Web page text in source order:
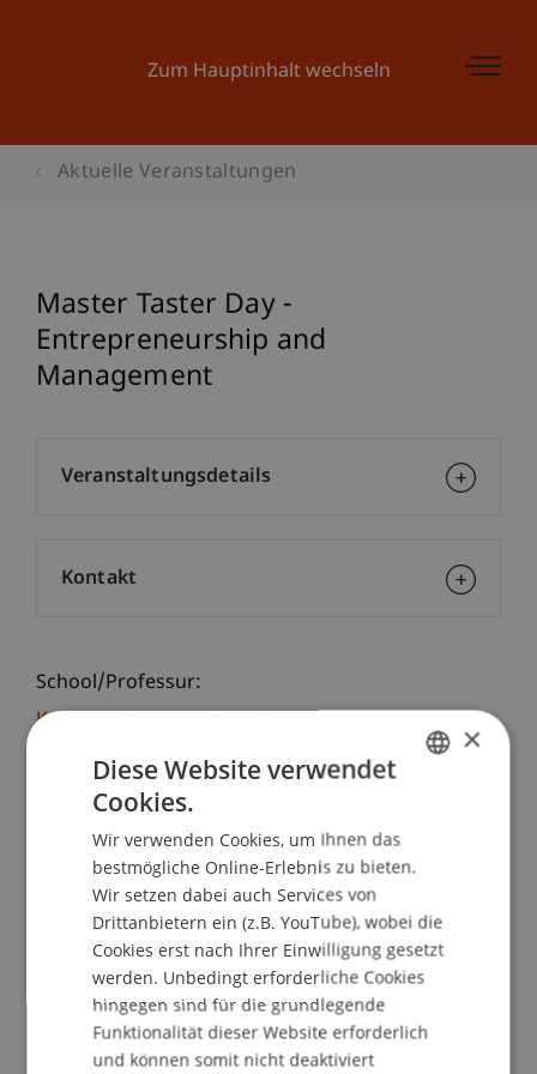
Zum Hauptinhalt wechseln
Aktuelle Veranstaltungen
Master Taster Day -
Entrepreneurship and
Management
School/Professur:
Kommunikation und Marketing
Mit unserem Master Taster Day nimmt dich unser
Team mit an spannende Orte auf dem Campus
und bietet dir Einblicke in die Universität
Liechtenstein sowie den Masterstudiengang
Entrepreneurship und Management.
In Vorlesungen, Workshops oder Pitches im Start-
up Lab lernst du die praktische Seite des
Studiums kennen.
Mit dem Master Taster Day am Campus
persönlich und vor Ort.
Veranstaltungsdetails
Kontakt
×
Diese Website verwendet
Cookies.
Wir verwenden Cookies, um Ihnen das
bestmögliche Online-Erlebnis zu bieten.
Wir setzen dabei auch Services von
Drittanbietern ein (z.B. YouTube), wobei die
Cookies erst nach Ihrer Einwilligung gesetzt
werden. Unbedingt erforderliche Cookies
hingegen sind für die grundlegende
Funktionalität dieser Website erforderlich
und können somit nicht deaktiviert